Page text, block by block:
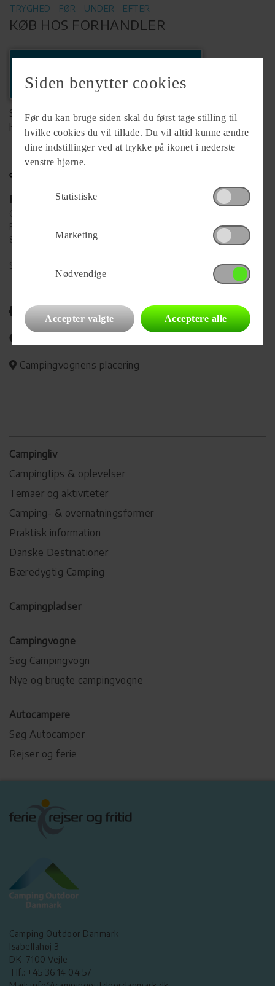
TRYGHED - FØR - UNDER - EFTER
KØB HOS FORHANDLER
Ring
+45 97125366
Se komplet info på forhandlerens
hjemmeside
Forhandler
Camping-Specialisten.dk Silkeborg
Funder Dalgårdsvej 1
8600 Silkeborg
Se alle
Udskriv
Campingvognens placering
Campingliv
Campingtips & oplevelser
Temaer og aktiviteter
Camping- & overnatningsformer
Praktisk information
Danske Destinationer
Bæredygtig Camping
Campingpladser
Campingvogne
Søg Campingvogn
Nye og brugte campingvogne
Autocampere
Søg Autocamper
Rejser og ferie
Camping Outdoor Danmark
Isabellahøj 3
DK-7100 Vejle
Tlf.: +45 36 14 04 57
Siden benytter cookies
Før du kan bruge siden skal du først tage stilling til
hvilke cookies du vil tillade. Du vil altid kunne ændre
dine indstillinger ved at trykke på ikonet i nederste
venstre hjørne.
Statistiske
Marketing
Nødvendige
Accepter valgte Acceptere alle